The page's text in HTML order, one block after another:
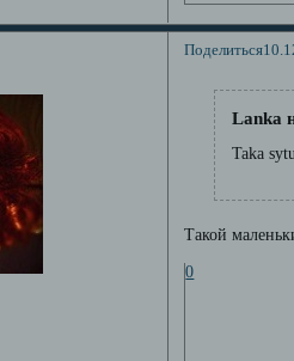
Поделиться
Lanka
Taka
Такой
0